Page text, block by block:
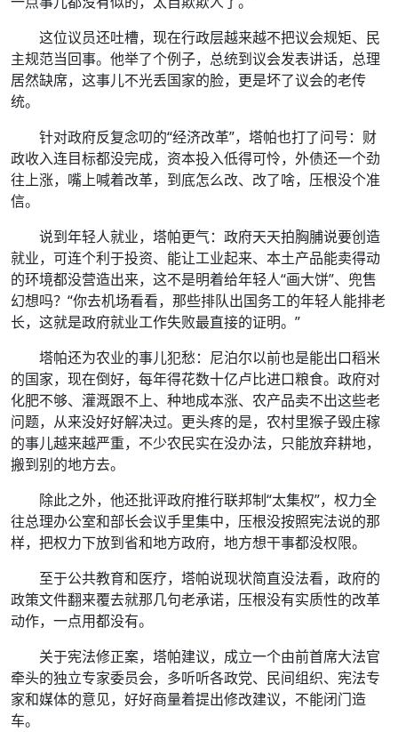
这位议员还吐槽，现在行政层越来越不把议会规矩、民
主规范当回事。他举了个例子，总统到议会发表讲话，总理
居然缺席，这事儿不光丢国家的脸，更是坏了议会的老传
统。
针对政府反复念叨的“经济改革”，塔帕也打了问号：财
政收入连目标都没完成，资本投入低得可怜，外债还一个劲
往上涨，嘴上喊着改革，到底怎么改、改了啥，压根没个准
信。
说到年轻人就业，塔帕更气：政府天天拍胸脯说要创造
就业，可连个利于投资、能让工业起来、本土产品能卖得动
的环境都没营造出来，这不是明着给年轻人“画大饼”、兜售
幻想吗？“你去机场看看，那些排队出国务工的年轻人能排老
长，这就是政府就业工作失败最直接的证明。”
塔帕还为农业的事儿犯愁：尼泊尔以前也是能出口稻米
的国家，现在倒好，每年得花数十亿卢比进口粮食。政府对
化肥不够、灌溉跟不上、种地成本涨、农产品卖不出这些老
问题，从来没好好解决过。更头疼的是，农村里猴子毁庄稼
的事儿越来越严重，不少农民实在没办法，只能放弃耕地，
搬到别的地方去。
除此之外，他还批评政府推行联邦制“太集权”，权力全
往总理办公室和部长会议手里集中，压根没按照宪法说的那
样，把权力下放到省和地方政府，地方想干事都没权限。
至于公共教育和医疗，塔帕说现状简直没法看，政府的
政策文件翻来覆去就那几句老承诺，压根没有实质性的改革
动作，一点用都没有。
关于宪法修正案，塔帕建议，成立一个由前首席大法官
牵头的独立专家委员会，多听听各政党、民间组织、宪法专
家和媒体的意见，好好商量着提出修改建议，不能闭门造
车。